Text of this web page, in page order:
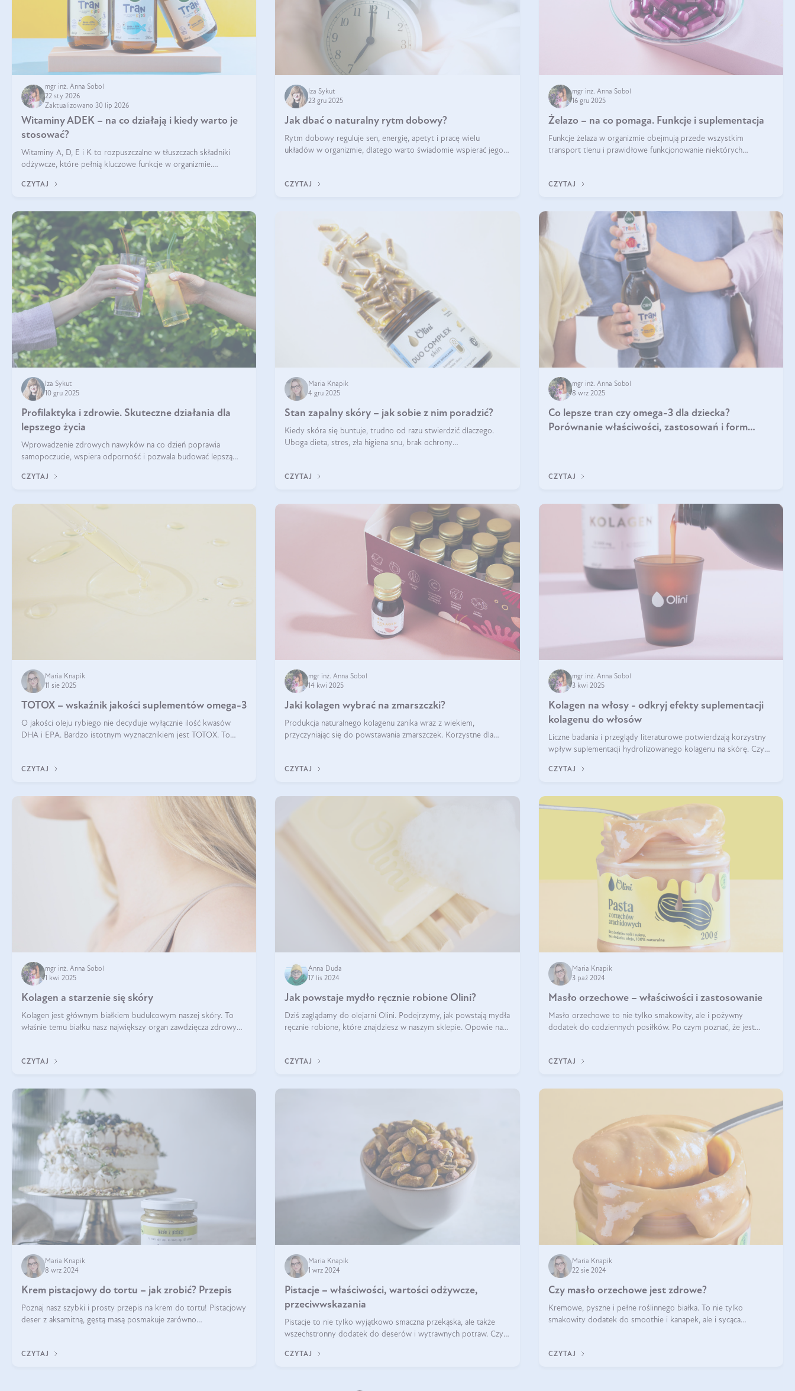
mgr inż. Anna Sobol
22 sty 2026
Zaktualizowano 30 lip 2026
Witaminy ADEK – na co działają i kiedy warto je
stosować?
Witaminy A, D, E i K to rozpuszczalne w tłuszczach składniki
odżywcze, które pełnią kluczowe funkcje w organizmie.
krzepliwość krwi oraz mineralizację kości.
CZYTAJ
Iza Sykut
23 gru 2025
Jak dbać o naturalny rytm dobowy?
Rytm dobowy reguluje sen, energię, apetyt i pracę wielu
układów w organizmie, dlatego warto świadomie wspierać jego
CZYTAJ
mgr inż. Anna Sobol
16 gru 2025
Żelazo – na co pomaga. Funkcje i suplementacja
Funkcje żelaza w organizmie obejmują przede wszystkim
transport tlenu i prawidłowe funkcjonowanie niektórych
etapie życia.
CZYTAJ
Iza Sykut
10 gru 2025
Profilaktyka i zdrowie. Skuteczne działania dla
lepszego życia
Wprowadzenie zdrowych nawyków na co dzień poprawia
samopoczucie, wspiera odporność i pozwala budować lepszą
CZYTAJ
Maria Knapik
4 gru 2025
Stan zapalny skóry – jak sobie z nim poradzić?
Kiedy skóra się buntuje, trudno od razu stwierdzić dlaczego.
Uboga dieta, stres, zła higiena snu, brak ochrony
CZYTAJ
mgr inż. Anna Sobol
8 wrz 2025
Co lepsze tran czy omega-3 dla dziecka?
Porównanie właściwości, zastosowań i form
CZYTAJ
Maria Knapik
11 sie 2025
TOTOX – wskaźnik jakości suplementów omega-3
O jakości oleju rybiego nie decyduje wyłącznie ilość kwasów
DHA i EPA. Bardzo istotnym wyznacznikiem jest TOTOX. To
CZYTAJ
mgr inż. Anna Sobol
14 kwi 2025
Jaki kolagen wybrać na zmarszczki?
Produkcja naturalnego kolagenu zanika wraz z wiekiem,
przyczyniając się do powstawania zmarszczek. Korzystne dla
CZYTAJ
mgr inż. Anna Sobol
3 kwi 2025
Kolagen na włosy - odkryj efekty suplementacji
kolagenu do włosów
Liczne badania i przeglądy literaturowe potwierdzają korzystny
wpływ suplementacji hydrolizowanego kolagenu na skórę. Czy
CZYTAJ
mgr inż. Anna Sobol
1 kwi 2025
Kolagen a starzenie się skóry
Kolagen jest głównym białkiem budulcowym naszej skóry. To
właśnie temu białku nasz największy organ zawdzięcza zdrowy
CZYTAJ
Anna Duda
17 lis 2024
Jak powstaje mydło ręcznie robione Olini?
Dziś zaglądamy do olejarni Olini. Podejrzymy, jak powstają mydła
ręcznie robione, które znajdziesz w naszym sklepie. Opowie nam
CZYTAJ
Maria Knapik
3 paź 2024
Masło orzechowe – właściwości i zastosowanie
Masło orzechowe to nie tylko smakowity, ale i pożywny
dodatek do codziennych posiłków. Po czym poznać, że jest
CZYTAJ
Maria Knapik
8 wrz 2024
Krem pistacjowy do tortu – jak zrobić? Przepis
Poznaj nasz szybki i prosty przepis na krem do tortu! Pistacjowy
deser z aksamitną, gęstą masą posmakuje zarówno
CZYTAJ
Maria Knapik
1 wrz 2024
Pistacje – właściwości, wartości odżywcze,
przeciwwskazania
Pistacje to nie tylko wyjątkowo smaczna przekąska, ale także
wszechstronny dodatek do deserów i wytrawnych potraw. Czy
każdy może się ni
CZYTAJ
Maria Knapik
22 sie 2024
Czy masło orzechowe jest zdrowe?
Kremowe, pyszne i pełne roślinnego białka. To nie tylko
smakowity dodatek do smoothie i kanapek, ale i sycąca
CZYTAJ